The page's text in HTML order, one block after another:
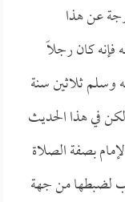
عن هذا
كان رجلاً
وسلم ثلاثين سنة
في هذا الحديث
بصفة الصلاة
لضبطها من جهة